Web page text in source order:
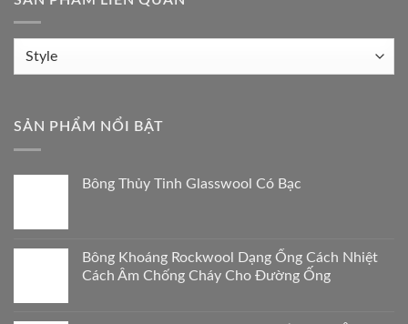
Sản
SẢN PHẨM NỔI BẬT
Bông Thủy Tinh Glasswool Có Bạc
Bông Khoáng Rockwool Dạng Ống Cách Nhiệt
Cách Âm Chống Cháy Cho Đường Ống